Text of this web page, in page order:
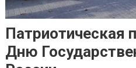
Патриотическая
Дню